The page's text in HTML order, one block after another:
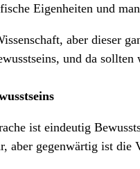
Eigenheiten und
aber dieser
und da sollten
ist eindeutig
aber gegenwärtig ist